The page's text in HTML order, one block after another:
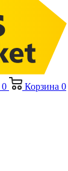
0 Корзина 0